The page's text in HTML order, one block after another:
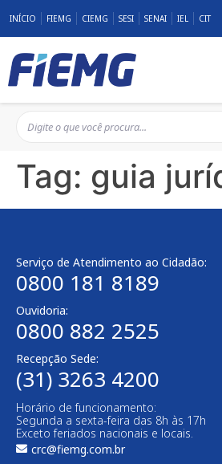
INÍCIO FIEMG CIEMG SESI SENAI IEL CIT
Tag: guia
Serviço de Atendimento ao Cidadão:
0800 181 8189
Ouvidoria:
0800 882 2525
Recepção Sede:
(31) 3263 4200
Horário de funcionamento:
Segunda a sexta-feira das 8h às 17h
Exceto feriados nacionais e locais.
crc@fiemg.com.br